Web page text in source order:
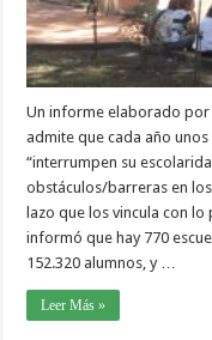
Un informe elaborado por
admite que cada año
“interrumpen su
obstáculos/barreras en
lazo que los vincula con lo
informó que hay 770
152.320 alumnos, y …
Leer Más »